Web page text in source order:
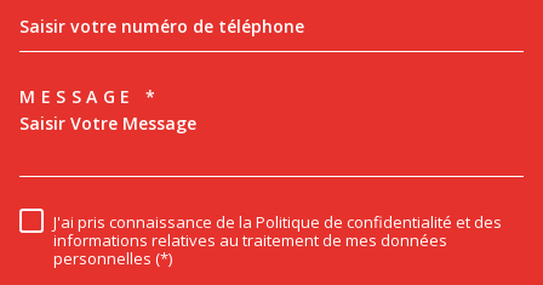
MESSAGE *
RÈGLEMENTATION
J'ai pris connaissance de la Politique de confidentialité et des
informations relatives au traitement de mes données
personnelles (*)